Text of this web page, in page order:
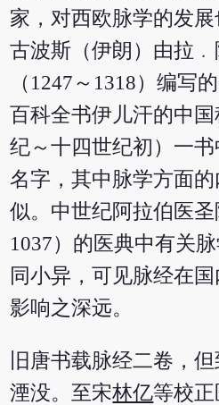
家，对西欧脉学的发展
古波斯（伊朗）由拉
（1247～1318）编写
百科全书伊儿汗的中
纪～十四世纪初）一
名字，其中脉学方面
似。中世纪阿拉伯医圣
1037）的医典中有关
同小异，可见脉经在
影响之深远。
旧唐书载脉经二卷，
湮没。至宋林亿等校